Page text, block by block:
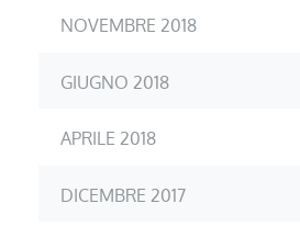
NOVEMBRE 2018
GIUGNO 2018
APRILE 2018
DICEMBRE 2017